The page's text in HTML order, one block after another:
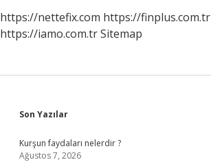
https://nettefix.com https://finplus.com.tr
https://iamo.com.trSitemap
Sidebar
Son Yazılar
Kurşun faydaları nelerdir ?
Ağustos 7, 2026